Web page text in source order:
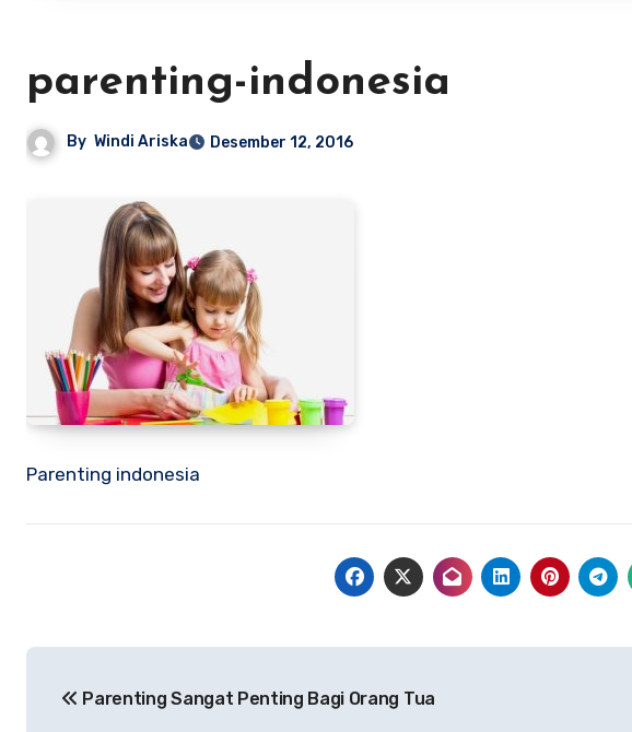
parenting-indonesia
By Windi Ariska Desember 12, 2016
Parenting indonesia
pos Parenting Sangat Penting Bagi Orang Tua